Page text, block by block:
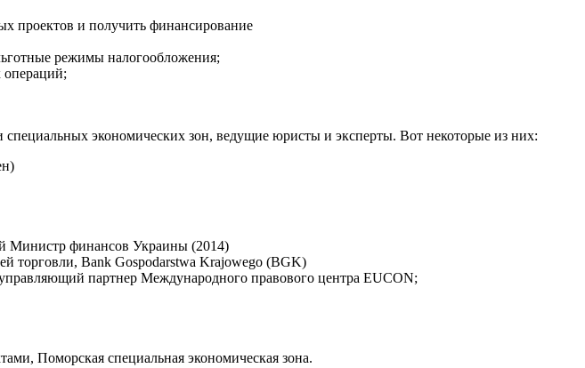
проектов и получить финансирование
режимы налогообложения;
операций;
экономических зон, ведущие юристы и эксперты. Вот некоторые из них:
Министр финансов Украины (2014)
торговли, Bank Gospodarstwa Krajowego (BGK)
партнер Международного правового центра EUCON;
Поморская специальная экономическая зона.